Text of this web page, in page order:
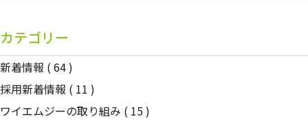
カテゴリー
新着情報 ( 64 )
採用新着情報 ( 11 )
ワイエムジーの取り組み ( 15 )